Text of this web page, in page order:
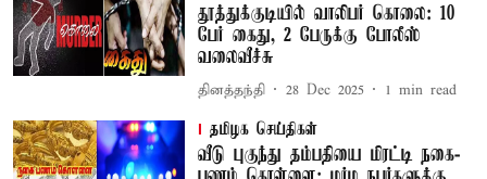
தூத்துக்குடியில் வாலிபர் கொலை: 10
பேர் கைது, 2 பேருக்கு போலீஸ்
வலைவீச்சு
தினத்தந்தி 28 Dec 2025 1 min read
தமிழக செய்திகள்
வீடு புகுந்து தம்பதியை மிரட்டி நகை-